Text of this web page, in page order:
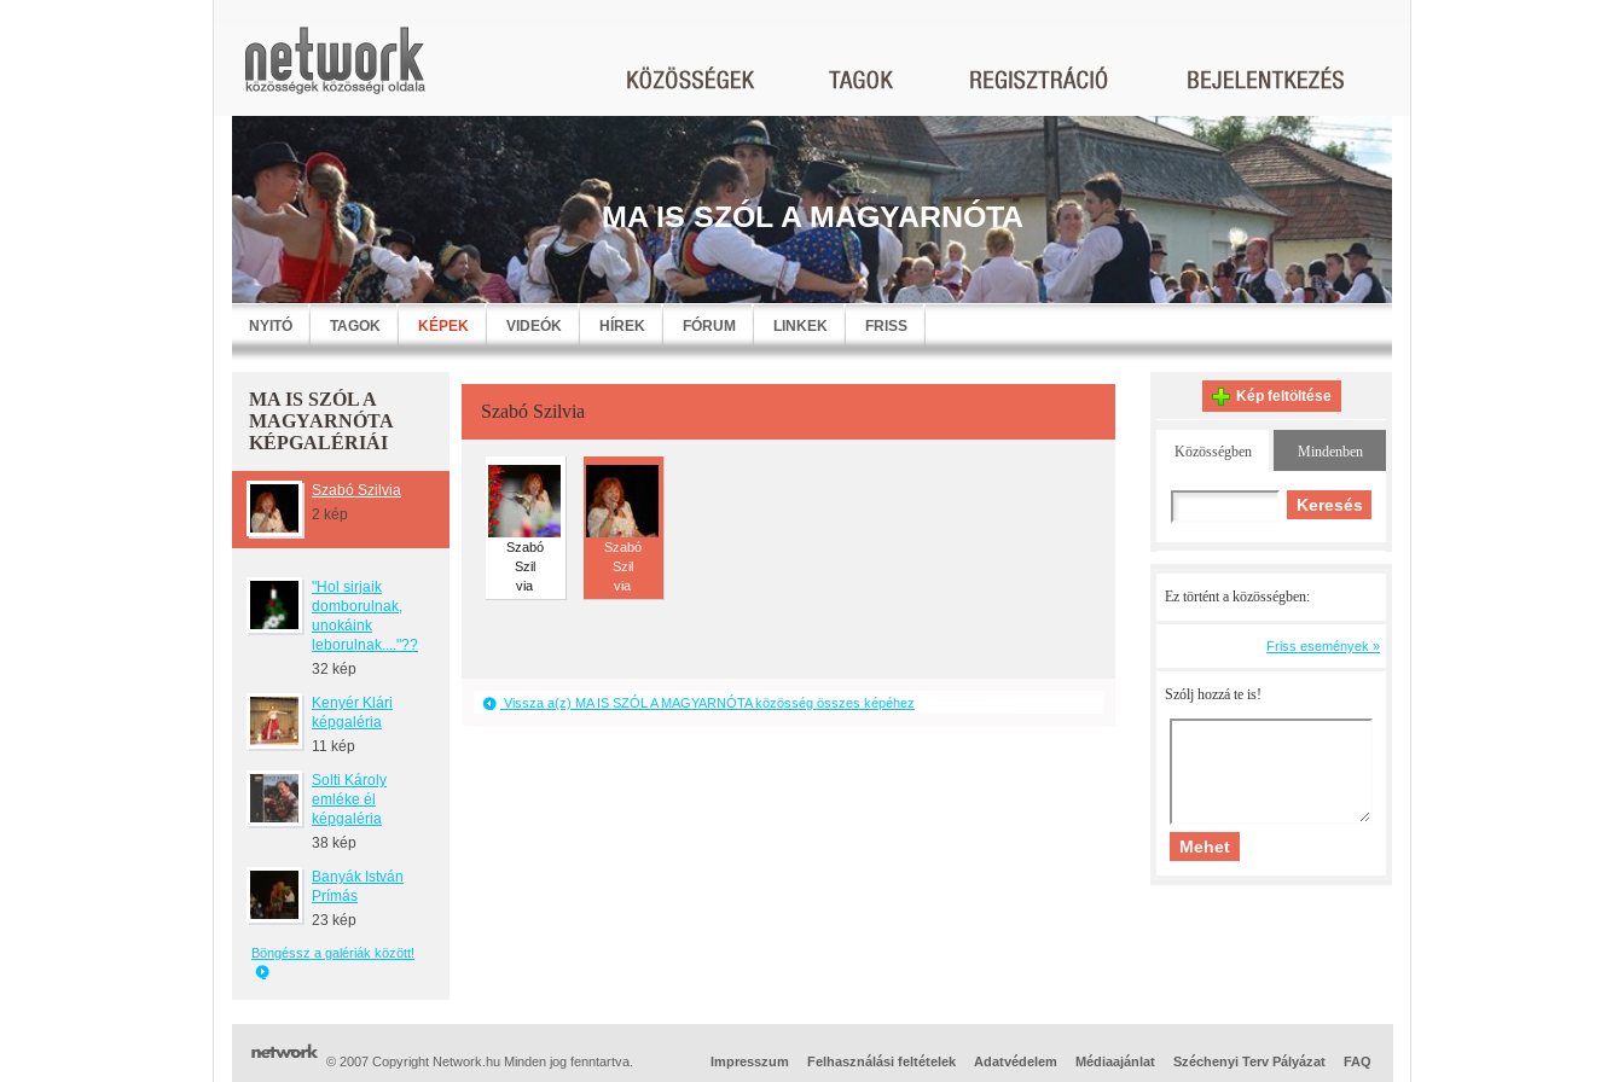
MA IS SZÓL A MAGYARNÓTA
NYITÓ TAGOK KÉPEK VIDEÓK HÍREK FÓRUM LINKEK FRISS
MA IS SZÓL A
MAGYARNÓTA
KÉPGALÉRIÁI
Szabó Szilvia
2 kép
"Hol sirjaik
domborulnak,
unokáink
leborulnak...."??
32 kép
Kenyér Klári
képgaléria
11 kép
Solti Károly
emléke él
képgaléria
38 kép
Banyák István
Prímás
23 kép
Böngéssz a galériák között!
Szabó Szilvia
Szabó
Szil
via
Szabó
Szil
via
Vissza a(z) MA IS SZÓL A MAGYARNÓTA közösség összes képéhez
Kép feltöltése
Közösségben Mindenben
Ez történt a közösségben:
Friss események »
Szólj hozzá te is!
© 2007 Copyright Network.hu Minden jog fenntartva. Impresszum Felhasználási feltételek Adatvédelem Médiaajánlat Széchenyi Terv Pályázat FAQ